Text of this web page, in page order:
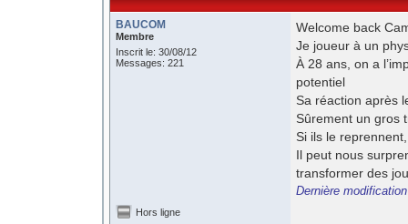
BAUCOM
Membre
Inscrit le: 30/08/12
Messages: 221
Welcome back
Je joueur à un
À 28 ans, on a
potentiel
Sa réaction après
Sûrement un gros
Si ils le
Il peut nous
transformer des
Dernière
Hors ligne